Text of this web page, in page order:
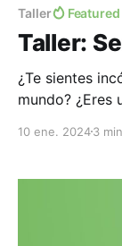
Taller Featured
Taller:
¿Te sientes
mundo? ¿Eres
algo en ti para
Pancho
10 ene. 20243